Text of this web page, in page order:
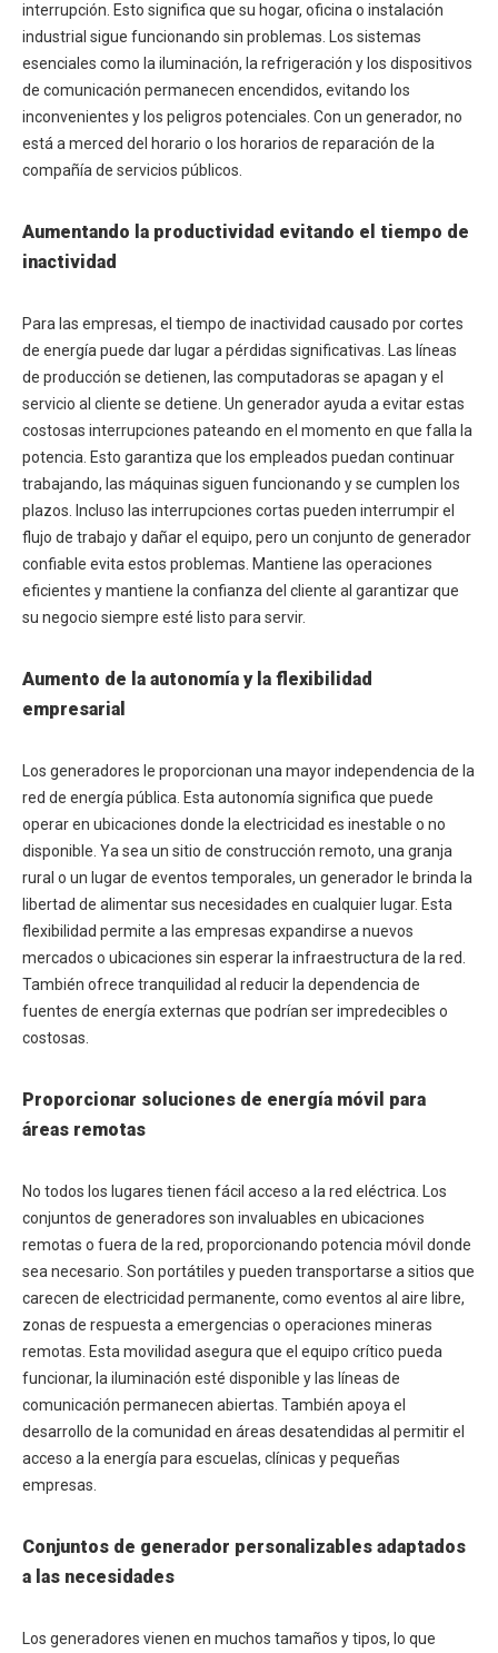
interrupción. Esto significa que su hogar, oficina o instalación
industrial sigue funcionando sin problemas. Los sistemas
esenciales como la iluminación, la refrigeración y los dispositivos
de comunicación permanecen encendidos, evitando los
inconvenientes y los peligros potenciales. Con un generador, no
está a merced del horario o los horarios de reparación de la
compañía de servicios públicos.
Aumentando la productividad evitando el tiempo de
inactividad
Para las empresas, el tiempo de inactividad causado por cortes
de energía puede dar lugar a pérdidas significativas. Las líneas
de producción se detienen, las computadoras se apagan y el
servicio al cliente se detiene. Un generador ayuda a evitar estas
costosas interrupciones pateando en el momento en que falla la
potencia. Esto garantiza que los empleados puedan continuar
trabajando, las máquinas siguen funcionando y se cumplen los
plazos. Incluso las interrupciones cortas pueden interrumpir el
flujo de trabajo y dañar el equipo, pero un conjunto de generador
confiable evita estos problemas. Mantiene las operaciones
eficientes y mantiene la confianza del cliente al garantizar que
su negocio siempre esté listo para servir.
Aumento de la autonomía y la flexibilidad
empresarial
Los generadores le proporcionan una mayor independencia de la
red de energía pública. Esta autonomía significa que puede
operar en ubicaciones donde la electricidad es inestable o no
disponible. Ya sea un sitio de construcción remoto, una granja
rural o un lugar de eventos temporales, un generador le brinda la
libertad de alimentar sus necesidades en cualquier lugar. Esta
flexibilidad permite a las empresas expandirse a nuevos
mercados o ubicaciones sin esperar la infraestructura de la red.
También ofrece tranquilidad al reducir la dependencia de
fuentes de energía externas que podrían ser impredecibles o
costosas.
Proporcionar soluciones de energía móvil para
áreas remotas
No todos los lugares tienen fácil acceso a la red eléctrica. Los
conjuntos de generadores son invaluables en ubicaciones
remotas o fuera de la red, proporcionando potencia móvil donde
sea necesario. Son portátiles y pueden transportarse a sitios que
carecen de electricidad permanente, como eventos al aire libre,
zonas de respuesta a emergencias o operaciones mineras
remotas. Esta movilidad asegura que el equipo crítico pueda
funcionar, la iluminación esté disponible y las líneas de
comunicación permanecen abiertas. También apoya el
desarrollo de la comunidad en áreas desatendidas al permitir el
acceso a la energía para escuelas, clínicas y pequeñas
empresas.
Conjuntos de generador personalizables adaptados
a las necesidades
Los generadores vienen en muchos tamaños y tipos, lo que